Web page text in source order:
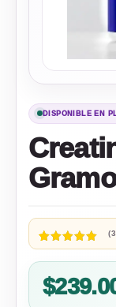
DISPONIBLE EN
Valorado
5.00
sobre 5
basado en
3
(3
$